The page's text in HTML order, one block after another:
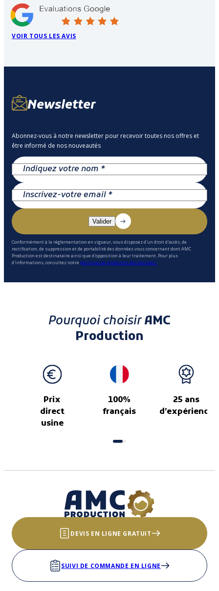
VOIR TOUS LES AVIS
Newsletter
Abonnez-vous à notre newsletter pour recevoir toutes nos offres et
être informé de nos nouveautés
Conformément à la réglementation en vigueur, vous disposez d'un droit d'accès, de
rectification, de suppression et de portabilité des données vous concernant dont AMC
Production est destinataire ainsi que d'opposition à leur traitement. Pour plus
d'informations, consultez notre politique de protection des données.
Pourquoi choisirAMC
Production
Prix
direct
usine
100%
français
25 ans
d’expérience
DEVIS EN LIGNE GRATUIT
SUIVI DE COMMANDE EN LIGNE